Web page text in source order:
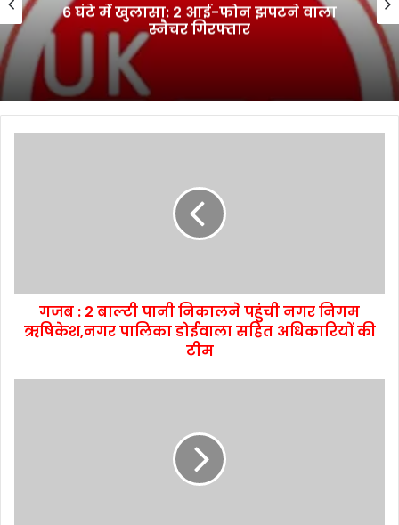
6 घंटे में खुलासा: 2 आई-फोन झपटने वाला
स्नैचर गिरफ्तार
गजब : 2 बाल्टी पानी निकालने पहुंची नगर निगम
ऋषिकेश,नगर पालिका डोईवाला सहित अधिकारियों की
टीम